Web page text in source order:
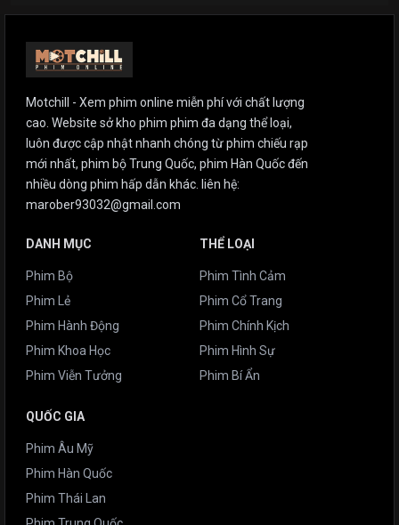
Motchill - Xem phim online miễn phí với chất lượng
cao. Website sở kho phim phim đa dạng thể loại,
luôn được cập nhật nhanh chóng từ phim chiếu rạp
mới nhất, phim bộ Trung Quốc, phim Hàn Quốc đến
nhiều dòng phim hấp dẫn khác. liên hệ:
marober93032@gmail.com
DANH MỤC
Phim Bộ
Phim Lẻ
Phim Hành Động
Phim Khoa Học
Phim Viễn Tưởng
THỂ LOẠI
Phim Tình Cảm
Phim Cổ Trang
Phim Chính Kịch
Phim Hình Sự
Phim Bí Ẩn
QUỐC GIA
Phim Âu Mỹ
Phim Hàn Quốc
Phim Thái Lan